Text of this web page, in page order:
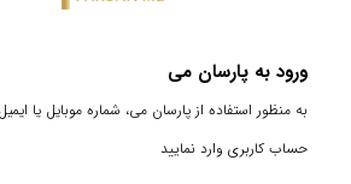
ورود به پارسان می
به منظور استفاده از پارسان می، شماره موبایل یا
حساب کاربری وارد نمایید